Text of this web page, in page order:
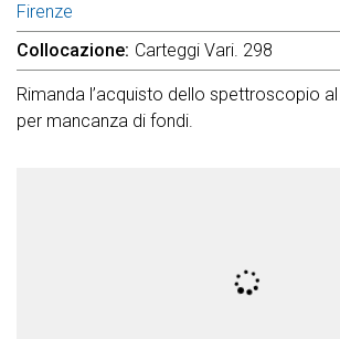
Firenze
Collocazione Carteggi Vari. 298
Rimanda l’acquisto dello spettroscopio
per mancanza di fondi.